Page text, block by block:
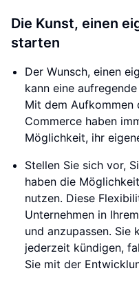
Die Kunst, einen
starten
Der Wunsch, einen
kann eine
Mit dem Aufkommen
Commerce haben
Möglichkeit, ihr
Stellen Sie sich vor,
haben die
nutzen. Diese
Unternehmen in
und anzupassen. Sie
jederzeit kündigen,
Sie mit der